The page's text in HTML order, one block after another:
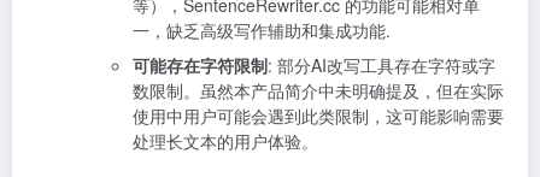
等），SentenceRewriter.cc 的功能可能相对单
一，缺乏高级写作辅助和集成功能.
可能存在字符限制: 部分AI改写工具存在字符或字
数限制。虽然本产品简介中未明确提及，但在实际
使用中用户可能会遇到此类限制，这可能影响需要
处理长文本的用户体验。